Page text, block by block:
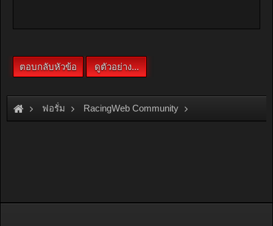
ฟอรั่ม RacingWeb Community